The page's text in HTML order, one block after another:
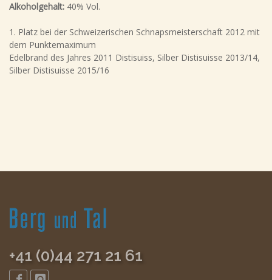
Alkoholgehalt: 40% Vol.
1. Platz bei der Schweizerischen Schnapsmeisterschaft 2012 mit
dem Punktemaximum
Edelbrand des Jahres 2011 Distisuiss, Silber Distisuisse 2013/14,
Silber Distisuisse 2015/16
+41 (0)44 271 21 61